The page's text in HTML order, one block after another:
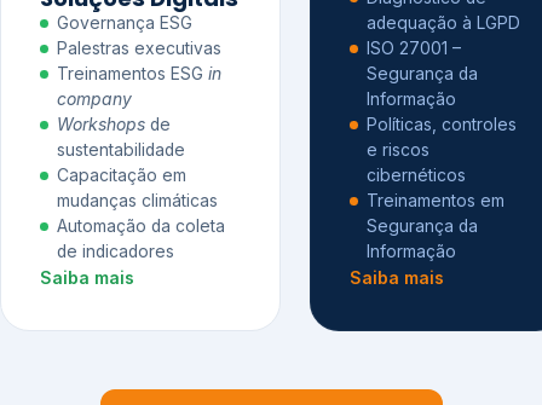
Governança ESG
Palestras executivas
Treinamentos ESG in
company
Workshops de
sustentabilidade
Capacitação em
mudanças climáticas
Automação da coleta
de indicadores
Saiba mais
adequação à LGPD
ISO 27001 –
Segurança da
Informação
Políticas, controles
e riscos
cibernéticos
Treinamentos em
Segurança da
Informação
Saiba mais